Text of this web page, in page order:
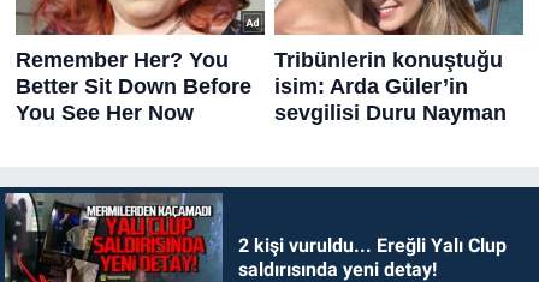
2 kişi vuruldu... Ereğli Yalı Clup
saldırısında yeni detay!